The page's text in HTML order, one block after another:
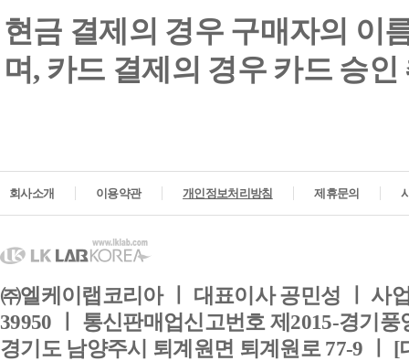
현금 결제의 경우 구매자의 이
며, 카드 결제의 경우 카드 승
회사소개 이용약관 개인정보처리방침 제휴문의
㈜엘케이랩코리아 ㅣ 대표이사 공민성 ㅣ 사
39950 ㅣ 통신판매업신고번호 제2015-경기풍
경기도 남양주시 퇴계원면 퇴계원로 77-9 ㅣ